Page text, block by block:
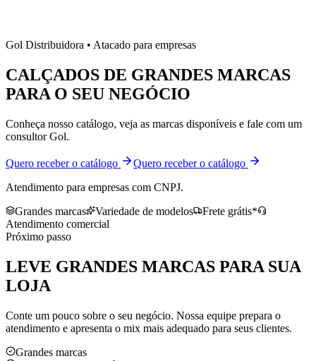
Gol Distribuidora • Atacado para empresas
CALÇADOS DE GRANDES MARCAS
PARA O SEU NEGÓCIO
Conheça nosso catálogo, veja as marcas disponíveis e fale com um
consultor Gol.
Quero receber o catálogo
Quero receber o catálogo
Atendimento para empresas com CNPJ.
Grandes marcas
Variedade de modelos
Frete grátis*
Atendimento comercial
Próximo passo
LEVE GRANDES MARCAS PARA SUA
LOJA
Conte um pouco sobre o seu negócio. Nossa equipe prepara o
atendimento e apresenta o mix mais adequado para seus clientes.
Grandes marcas